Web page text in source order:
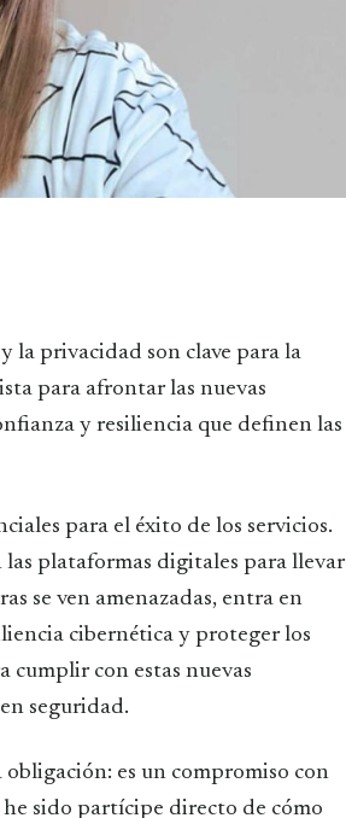
la privacidad son clave para la
para afrontar las nuevas
y resiliencia que definen las
para el éxito de los servicios.
las plataformas digitales para llevar
se ven amenazadas, entra en
cibernética y proteger los
cumplir con estas nuevas
seguridad.
obligación: es un compromiso con
sido partícipe directo de cómo